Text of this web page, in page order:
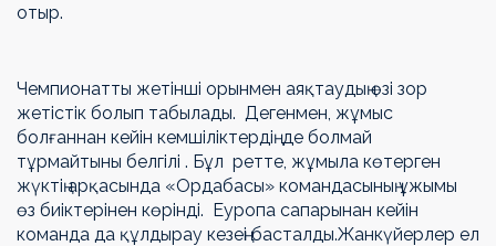
отыр.
Чемпионатты жетінші орынмен аяқтаудың өзі зор
жетістік болып табылады. Дегенмен, жұмыс
болғаннан кейін кемшіліктердің де болмай
тұрмайтыны белгілі . Бұл ретте, жұмыла көтерген
жүктің арқасында «Ордабасы» командасының ұжымы
өз биіктерінен көрінді. Еуропа сапарынан кейін
команда да құлдырау кезеңі басталды.Жанкүйерлер ел